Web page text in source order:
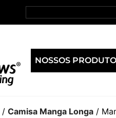
NOSSOS
/ Camisa Manga Longa /